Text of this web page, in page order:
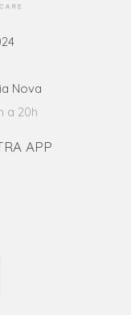
Nova
a 20h
APP